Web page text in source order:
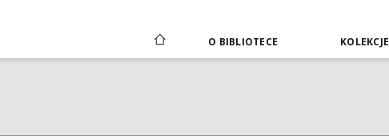
O BIBLIOTECE KOLEKCJE